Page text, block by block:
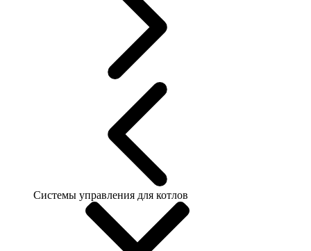
Системы управления для котлов